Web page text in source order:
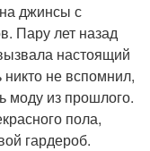
джинсы с
Пару лет назад
настоящий
не вспомнил,
моду из прошлого.
пола,
гардероб.